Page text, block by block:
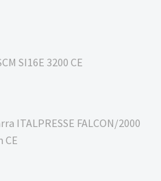
SI16E 3200 CE
ITALPRESSE FALCON/2000
CE